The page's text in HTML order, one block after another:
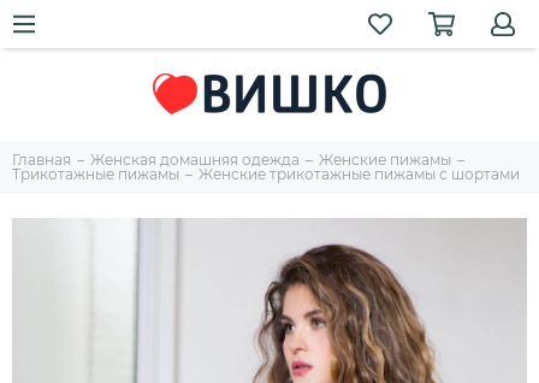
Главная Женская домашняя одежда
Женские пижамы
Трикотажные пижамы
Женские трикотажные пижамы с шортами